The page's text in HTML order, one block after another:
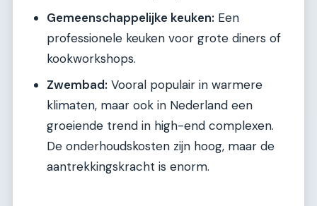
Gemeenschappelijke keuken: Een
professionele keuken voor grote diners of
kookworkshops.
Zwembad: Vooral populair in warmere
klimaten, maar ook in Nederland een
groeiende trend in high-end complexen.
De onderhoudskosten zijn hoog, maar de
aantrekkingskracht is enorm.